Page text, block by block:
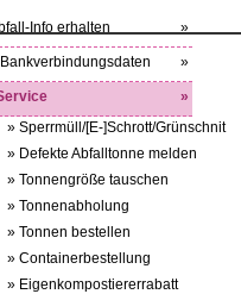
Info erhalten »
»
»
» Sperrmüll/[E-]Schrott/Grünschnit
» Defekte Abfalltonne melden
» Tonnengröße tauschen
» Tonnenabholung
» Tonnen bestellen
» Containerbestellung
» Eigenkompostiererrabatt